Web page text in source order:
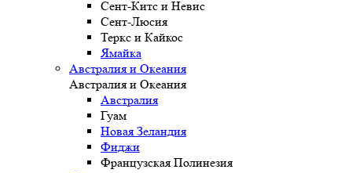
Сент-Китс и Невис
Сент-Люсия
Теркс и Кайкос
Ямайка
Австралия и Океания
Австралия и Океания
Австралия
Гуам
Новая Зеландия
Фиджи
Французская Полинезия